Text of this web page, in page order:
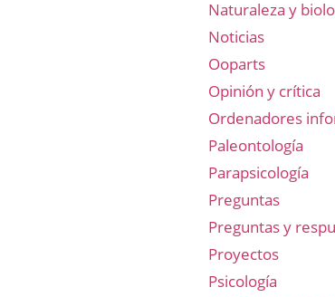
Naturaleza y
Noticias
Ooparts
Opinión y crítica
Ordenadores
Paleontología
Parapsicología
Preguntas
Preguntas y
Proyectos
Psicología